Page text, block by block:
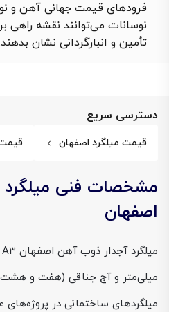
فرودهای قیمت جهانی آهن و
نوسانات می‌توانند نقشه راهی
تأمین و انبارگردانی نشان
دسترسی سریع
قیمت میلگرد اصفهان قیمت
اصفهان
میلی‌متر و آج جناقی (هفت و هشت)،
میلگردهای ساختمانی در